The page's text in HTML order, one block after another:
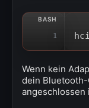
1
Wenn kein
dein
angeschlossen